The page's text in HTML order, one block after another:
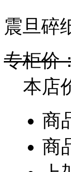
震旦碎
专柜价
本店
商
商